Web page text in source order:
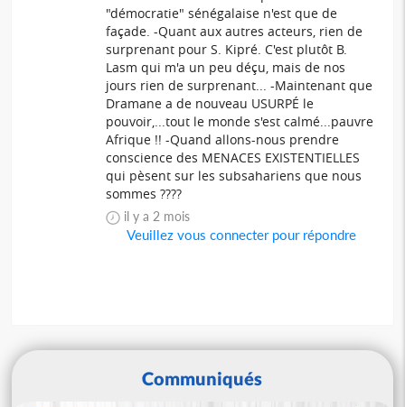
"démocratie" sénégalaise n'est que de
façade. -Quant aux autres acteurs, rien de
surprenant pour S. Kipré. C'est plutôt B.
Lasm qui m'a un peu déçu, mais de nos
jours rien de surprenant... -Maintenant que
Dramane a de nouveau USURPÉ le
pouvoir,...tout le monde s'est calmé...pauvre
Afrique !! -Quand allons-nous prendre
conscience des MENACES EXISTENTIELLES
qui pèsent sur les subsahariens que nous
sommes ????
il y a 2 mois
Veuillez vous connecter pour répondre
Communiqués